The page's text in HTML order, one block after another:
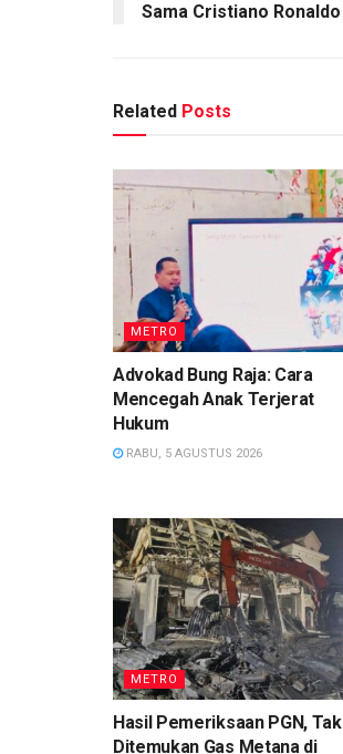
Sama Cristiano Ronaldo
Related Posts
METRO
Advokad Bung Raja: Cara
Mencegah Anak Terjerat
Hukum
RABU, 5 AGUSTUS 2026
METRO
Hasil Pemeriksaan PGN, Tak
Ditemukan Gas Metana di